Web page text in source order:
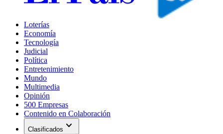
Loterías
Economía
Tecnología
Judicial
Política
Entretenimiento
Mundo
Multimedia
Opinión
500 Empresas
Contenido en Colaboración
Clasificados expand_more